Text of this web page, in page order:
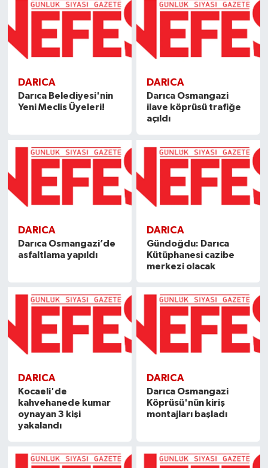
DARICA
Darıca Belediyesi'nin
Yeni Meclis Üyeleri!
DARICA
Darıca Osmangazi
ilave köprüsü trafiğe
açıldı
DARICA
Darıca Osmangazi’de
asfaltlama yapıldı
DARICA
Gündoğdu: Darıca
Kütüphanesi cazibe
merkezi olacak
DARICA
Kocaeli'de
kahvehanede kumar
oynayan 3 kişi
yakalandı
DARICA
Darıca Osmangazi
Köprüsü'nün kiriş
montajları başladı